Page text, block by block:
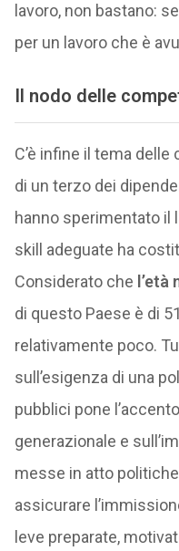
lavoro, non bastano:
per un lavoro che è
Il nodo delle
C’è infine il tema
di un terzo dei
hanno sperimentato il
skill adeguate ha
Considerato che
di questo Paese è di
relativamente poco.
sull’esigenza di una
pubblici pone
generazionale e
messe in atto
assicurare
leve preparate,